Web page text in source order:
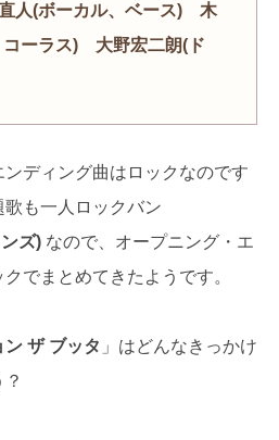
人(ボーカル、ベース) 木
コーラス) 大野宏二朗(ド
ンディング曲はロックなのです
も一人ロックバン
ズ) なので、オープニング・エ
でまとめてきたようです。
ン ザ ブッタ 」はどんなきっかけ